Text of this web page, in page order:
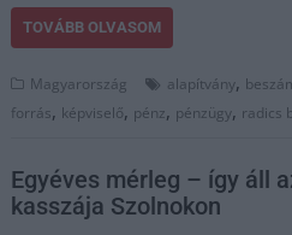
TOVÁBB OLVASOM
Magyarország alapítvány,
forrás, képviselő, pénz, pénzügy, radics
Egyéves mérleg – így áll
kasszája Szolnokon